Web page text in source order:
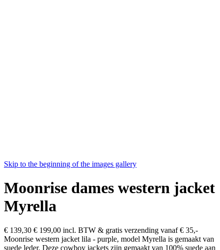
Skip to the beginning of the images gallery
Moonrise dames western jacket
Myrella
€ 139,30 € 199,00 incl. BTW & gratis verzending vanaf € 35,-
Moonrise western jacket lila - purple, model Myrella is gemaakt van
suede leder. Deze cowboy jackets zijn gemaakt van 100% suede aan